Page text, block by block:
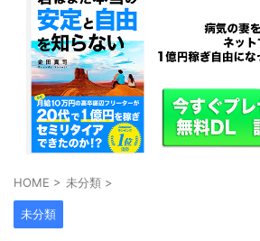
HOME > 未分類 >
未分類